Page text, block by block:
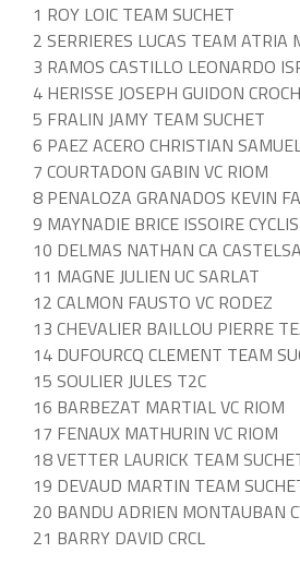
1 ROY LOIC TEAM SUCHET
2 SERRIERES LUCAS TEAM ATRIA
3 RAMOS CASTILLO LEONARDO
4 HERISSE JOSEPH GUIDON
5 FRALIN JAMY TEAM SUCHET
6 PAEZ ACERO CHRISTIAN
7 COURTADON GABIN VC RIOM
8 PENALOZA GRANADOS KEVIN
9 MAYNADIE BRICE ISSOIRE
10 DELMAS NATHAN CA
11 MAGNE JULIEN UC SARLAT
12 CALMON FAUSTO VC RODEZ
13 CHEVALIER BAILLOU PIERRE
14 DUFOURCQ CLEMENT TEAM
15 SOULIER JULES T2C
16 BARBEZAT MARTIAL VC RIOM
17 FENAUX MATHURIN VC RIOM
18 VETTER LAURICK TEAM
19 DEVAUD MARTIN TEAM
20 BANDU ADRIEN MONTAUBAN
21 BARRY DAVID CRCL